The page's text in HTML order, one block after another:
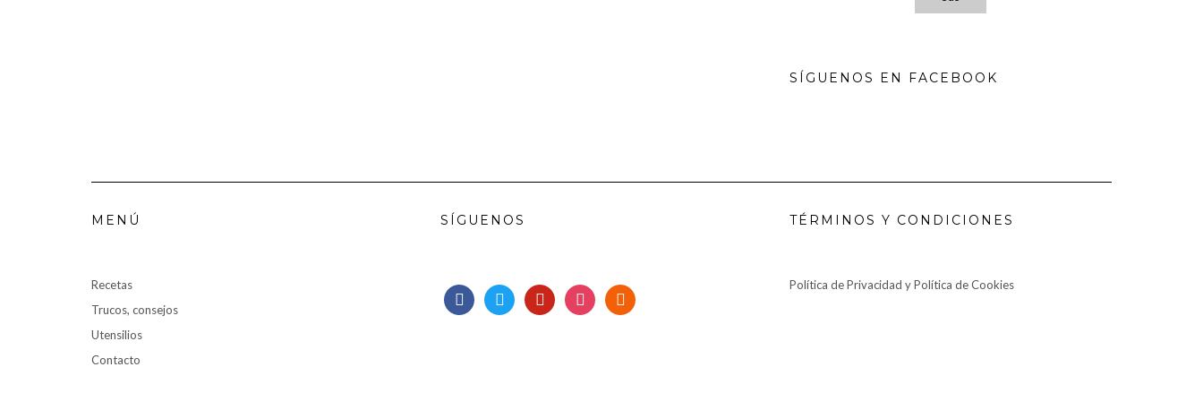
SÍGUENOS EN FACEBOOK
MENÚ
Recetas
Trucos, consejos
Utensilios
Contacto
SÍGUENOS
facebooktwitter pinterestinstagramrss
TÉRMINOS Y CONDICIONES
Política de Privacidad y Política de Cookies